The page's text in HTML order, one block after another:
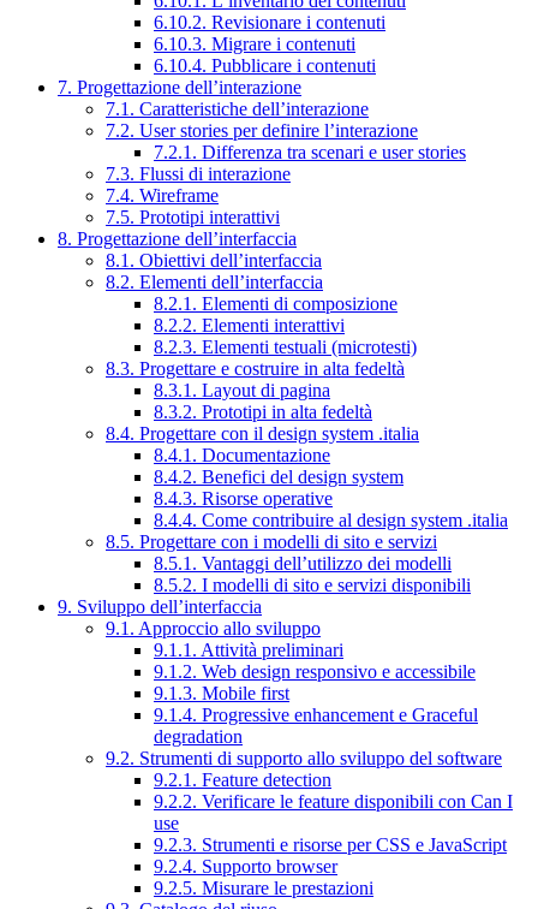
6.10.2. Revisionare i contenuti
6.10.3. Migrare i contenuti
6.10.4. Pubblicare i contenuti
7. Progettazione dell’interazione
7.1. Caratteristiche dell’interazione
7.2. User stories per definire l’interazione
7.2.1. Differenza tra scenari e user stories
7.3. Flussi di interazione
7.4. Wireframe
7.5. Prototipi interattivi
8. Progettazione dell’interfaccia
8.1. Obiettivi dell’interfaccia
8.2. Elementi dell’interfaccia
8.2.1. Elementi di composizione
8.2.2. Elementi interattivi
8.2.3. Elementi testuali (microtesti)
8.3. Progettare e costruire in alta fedeltà
8.3.1. Layout di pagina
8.3.2. Prototipi in alta fedeltà
8.4. Progettare con il design system .italia
8.4.1. Documentazione
8.4.2. Benefici del design system
8.4.3. Risorse operative
8.4.4. Come contribuire al design system .italia
8.5. Progettare con i modelli di sito e servizi
8.5.1. Vantaggi dell’utilizzo dei modelli
8.5.2. I modelli di sito e servizi disponibili
9. Sviluppo dell’interfaccia
9.1. Approccio allo sviluppo
9.1.1. Attività preliminari
9.1.2. Web design responsivo e accessibile
9.1.3. Mobile first
9.1.4. Progressive enhancement e Graceful
degradation
9.2. Strumenti di supporto allo sviluppo del software
9.2.1. Feature detection
9.2.2. Verificare le feature disponibili con Can I
use
9.2.3. Strumenti e risorse per CSS e JavaScript
9.2.4. Supporto browser
9.2.5. Misurare le prestazioni